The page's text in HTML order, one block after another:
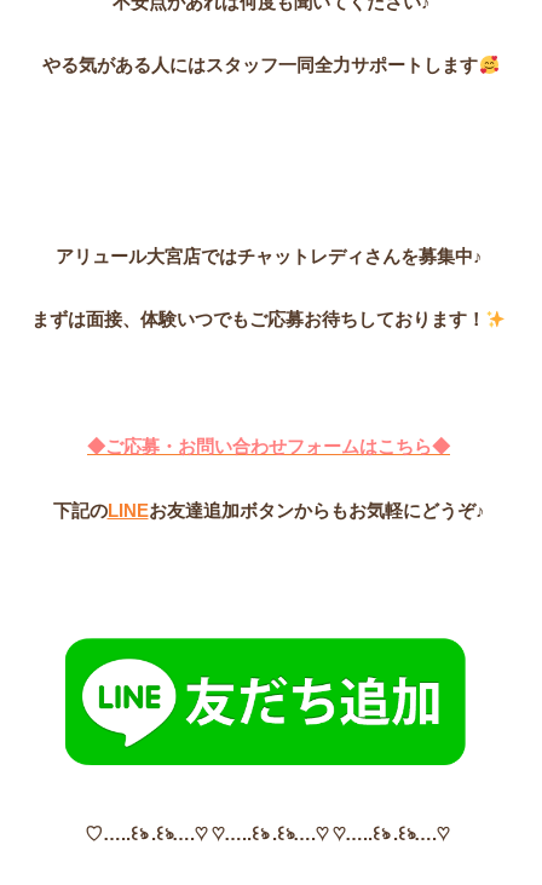
やる気がある人にはスタッフ一同全力サポートします
アリュール大宮店ではチャットレディさんを募集中♪
まずは面接、体験いつでもご応募お待ちしております！
◆ご応募・お問い合わせフォームはこちら◆
下記のLINEお友達追加ボタンからもお気軽にどうぞ♪
♡…..꒰ঌ .꒰ঌ….♡ ♡…..꒰ঌ .꒰ঌ….♡ ♡…..꒰ঌ .꒰ঌ….♡